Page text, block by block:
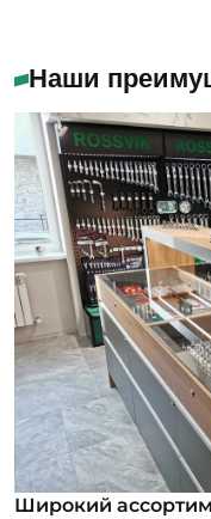
Наши
Широкий